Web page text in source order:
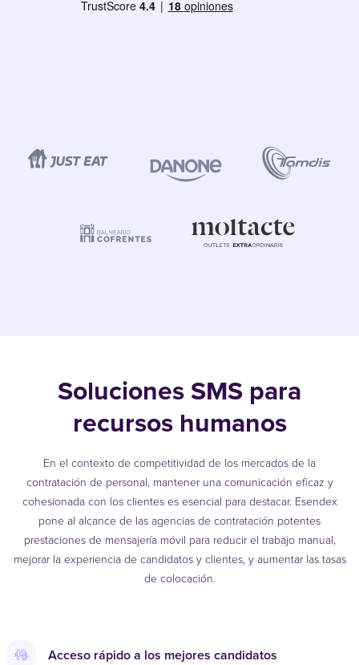
Soluciones SMS para
recursos humanos
En el contexto de competitividad de los mercados de la
contratación de personal, mantener una comunicación eficaz y
cohesionada con los clientes es esencial para destacar. Esendex
pone al alcance de las agencias de contratación potentes
prestaciones de mensajería móvil para reducir el trabajo manual,
mejorar la experiencia de candidatos y clientes, y aumentar las tasas
de colocación.
Acceso rápido a los mejores candidatos